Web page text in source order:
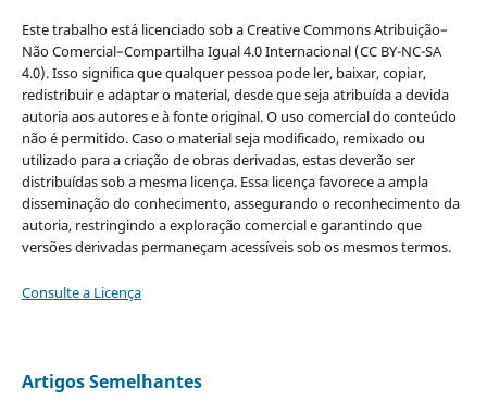
Este trabalho está licenciado sob a Creative Commons Atribuição–
Não Comercial–Compartilha Igual 4.0 Internacional (CC BY-NC-SA
4.0). Isso significa que qualquer pessoa pode ler, baixar, copiar,
redistribuir e adaptar o material, desde que seja atribuída a devida
autoria aos autores e à fonte original. O uso comercial do conteúdo
não é permitido. Caso o material seja modificado, remixado ou
utilizado para a criação de obras derivadas, estas deverão ser
distribuídas sob a mesma licença. Essa licença favorece a ampla
disseminação do conhecimento, assegurando o reconhecimento da
autoria, restringindo a exploração comercial e garantindo que
versões derivadas permaneçam acessíveis sob os mesmos termos.
Consulte a Licença
Artigos Semelhantes